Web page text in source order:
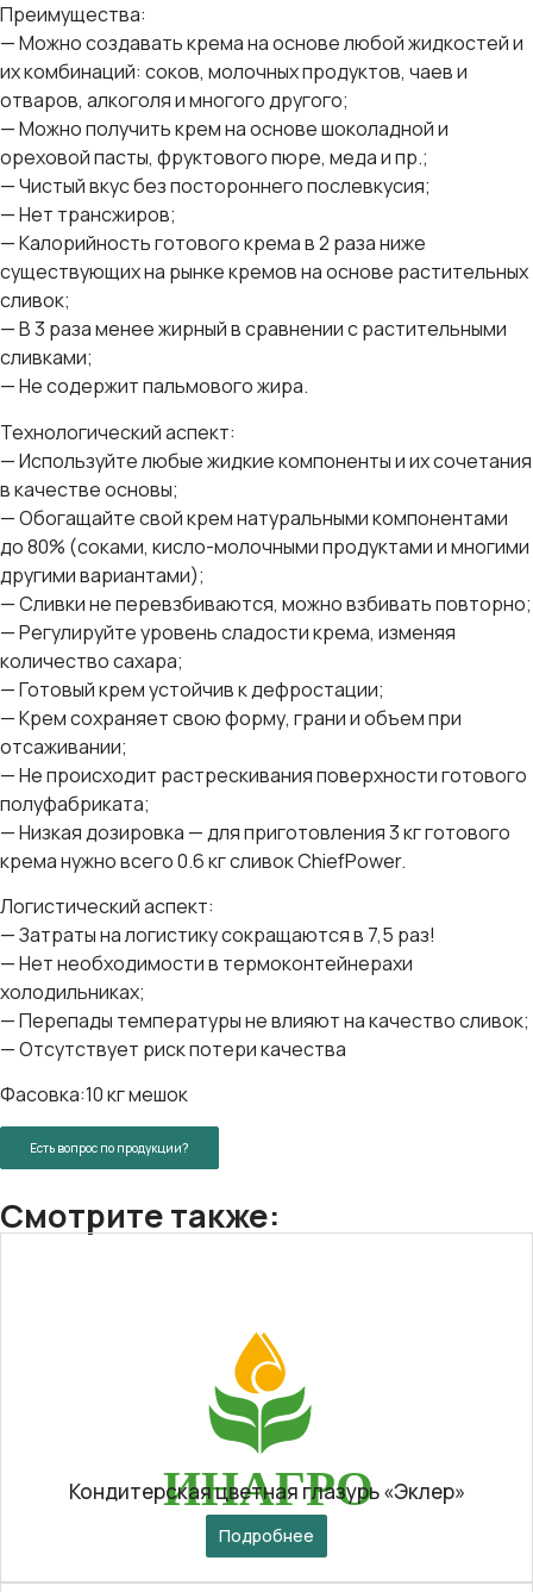
Преимущества:
— Можно создавать крема на основе любой жидкостей и
их комбинаций: соков, молочных продуктов, чаев и
отваров, алкоголя и многого другого;
— Можно получить крем на основе шоколадной и
ореховой пасты, фруктового пюре, меда и пр.;
— Чистый вкус без постороннего послевкусия;
— Нет трансжиров;
— Калорийность готового крема в 2 раза ниже
существующих на рынке кремов на основе растительных
сливок;
— В 3 раза менее жирный в сравнении с растительными
сливками;
— Не содержит пальмового жира.
Технологический аспект:
— Используйте любые жидкие компоненты и их сочетания
в качестве основы;
— Обогащайте свой крем натуральными компонентами
до 80% (соками, кисло-молочными продуктами и многими
другими вариантами);
— Сливки не перевзбиваются, можно взбивать повторно;
— Регулируйте уровень сладости крема, изменяя
количество сахара;
— Готовый крем устойчив к дефростации;
— Крем сохраняет свою форму, грани и объем при
отсаживании;
— Не происходит растрескивания поверхности готового
полуфабриката;
— Низкая дозировка — для приготовления 3 кг готового
крема нужно всего 0.6 кг сливок ChiefPower.
Логистический аспект:
— Затраты на логистику сокращаются в 7,5 раз!
— Нет необходимости в термоконтейнерахи
холодильниках;
— Перепады температуры не влияют на качество сливок;
— Отсутствует риск потери качества
Фасовка:10 кг мешок
Есть вопрос по продукции?
Смотрите также:
Кондитерская цветная глазурь «Эклер»
Подробнее